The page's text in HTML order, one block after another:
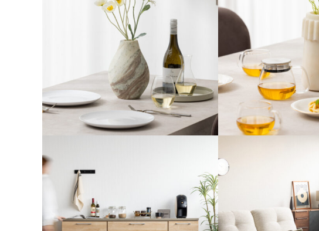
撮影スタイリング #27
#フラワーベース
撮影スタイリング #26
#フラワーベース